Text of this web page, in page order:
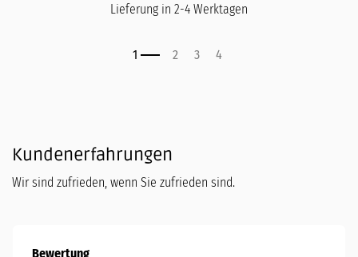
Lieferung in 2-4 Werktagen
Kundenerfahrungen
Wir sind zufrieden, wenn Sie zufrieden sind.
Bewertung